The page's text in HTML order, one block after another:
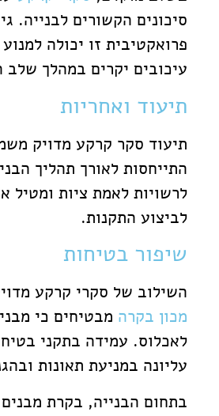
סיכונים הקשורים לבנייה.
פרואקטיבית זו יכולה למנוע
עיכובים יקרים במהלך שלב
תיעוד ואחריות
תיעוד סקר קרקע מדויק
התייחסות לאורך תהליך
לרשויות לאמת ציות ומטיל
לביצוע התקנות.
שיפור בטיחות
השילוב של סקרי קרקע
מכון בקרה מבטיחים כי
לאכלוס. עמידה בתקני
עליונה במניעת תאונות
בתחום הבנייה, בקרת